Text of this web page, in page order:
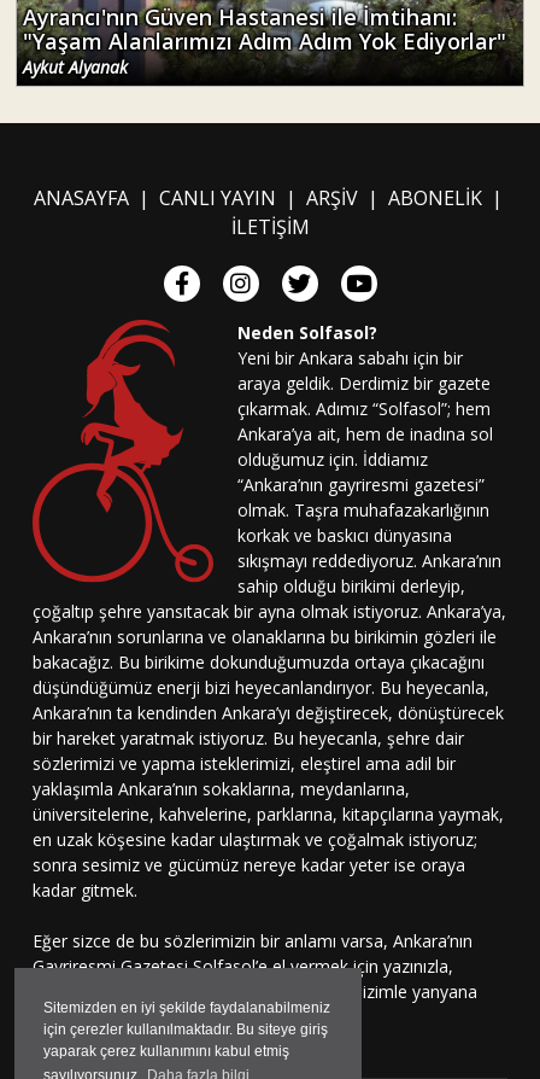
Sitemizden en iyi şekilde faydalanabilmeniz
için çerezler kullanılmaktadır. Bu siteye giriş
yaparak çerez kullanımını kabul etmiş
sayılıyorsunuz.
Daha fazla bilgi
Ayrancı'nın Güven Hastanesi ile İmtihanı:
"Yaşam Alanlarımızı Adım Adım Yok Ediyorlar"
Aykut Alyanak
ANASAYFA| CANLI YAYIN | ARŞİV| ABONELİK|
İLETİŞİM
Neden Solfasol?
Yeni bir Ankara sabahı için bir
araya geldik. Derdimiz bir gazete
çıkarmak. Adımız “Solfasol”; hem
Ankara’ya ait, hem de inadına sol
olduğumuz için. İddiamız
“Ankara’nın gayriresmi gazetesi”
olmak. Taşra muhafazakarlığının
korkak ve baskıcı dünyasına
sıkışmayı reddediyoruz. Ankara’nın
sahip olduğu birikimi derleyip,
çoğaltıp şehre yansıtacak bir ayna olmak istiyoruz. Ankara’ya,
Ankara’nın sorunlarına ve olanaklarına bu birikimin gözleri ile
bakacağız. Bu birikime dokunduğumuzda ortaya çıkacağını
düşündüğümüz enerji bizi heyecanlandırıyor. Bu heyecanla,
Ankara’nın ta kendinden Ankara’yı değiştirecek, dönüştürecek
bir hareket yaratmak istiyoruz. Bu heyecanla, şehre dair
sözlerimizi ve yapma isteklerimizi, eleştirel ama adil bir
yaklaşımla Ankara’nın sokaklarına, meydanlarına,
üniversitelerine, kahvelerine, parklarına, kitapçılarına yaymak,
en uzak köşesine kadar ulaştırmak ve çoğalmak istiyoruz;
sonra sesimiz ve gücümüz nereye kadar yeter ise oraya
kadar gitmek.
Eğer sizce de bu sözlerimizin bir anlamı varsa, Ankara’nın
Gayriresmi Gazetesi Solfasol’e el vermek için yazınızla,
çizinizle, sesinizle bu harekete katılmaya, bizimle yanyana
durmaya davetlisiniz.